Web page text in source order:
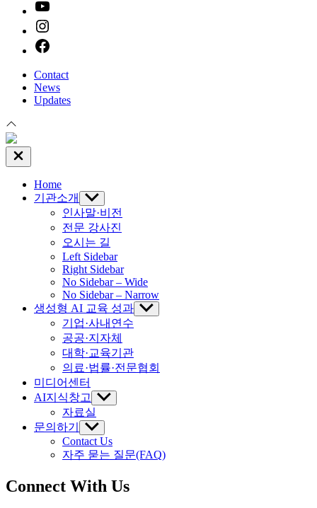
Contact
News
Updates
Close
Off
Home
기관소개
Show
sub
menu
인사말·비전
전문 강사진
오시는 길
Left Sidebar
Right Sidebar
No Sidebar – Wide
No Sidebar – Narrow
생성형 AI 교육 성과 Show
sub
기업·사내연수
공공·지자체
대학·교육기관
의료·법률·전문협회
미디어센터
AI지식창고
Show
sub
menu
자료실
문의하기
Show
sub
menu
Contact Us
자주 묻는 질문(FAQ)
Connect With Us